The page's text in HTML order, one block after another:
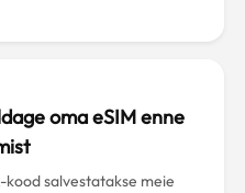
oma eSIM enne
kood salvestatakse meie